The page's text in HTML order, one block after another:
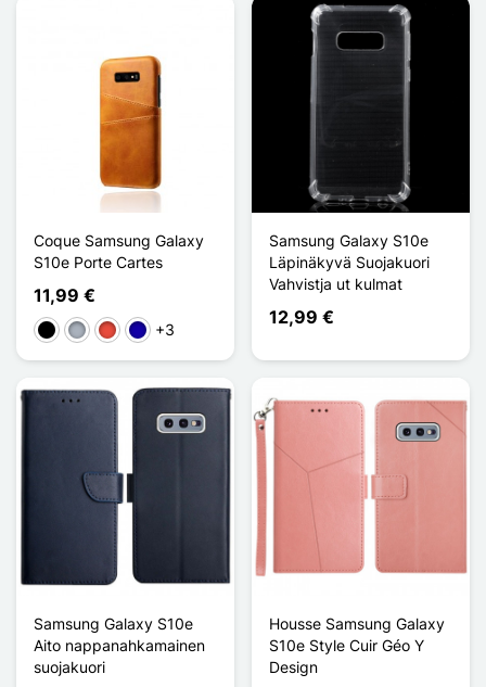
Coque Samsung Galaxy
S10e Porte Cartes
11,99 €
MustaHarmaaPunainenBleu Foncé
+3
Samsung Galaxy S10e
Läpinäkyvä Suojakuori
Vahvistja ut kulmat
12,99 €
Samsung Galaxy S10e
Aito nappanahkamainen
suojakuori
Housse Samsung Galaxy
S10e Style Cuir Géo Y
Design